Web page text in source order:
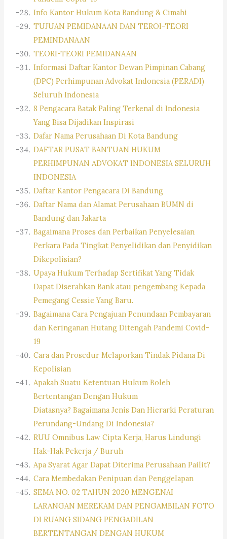
Info Kantor Hukum Kota Bandung & Cimahi
TUJUAN PEMIDANAAN DAN TEROI-TEORI
PEMINDANAAN
TEORI-TEORI PEMIDANAAN
Informasi Daftar Kantor Dewan Pimpinan Cabang
(DPC) Perhimpunan Advokat Indonesia (PERADI)
Seluruh Indonesia
8 Pengacara Batak Paling Terkenal di Indonesia
Yang Bisa Dijadikan Inspirasi
Dafar Nama Perusahaan Di Kota Bandung
DAFTAR PUSAT BANTUAN HUKUM
PERHIMPUNAN ADVOKAT INDONESIA SELURUH
INDONESIA
Daftar Kantor Pengacara Di Bandung
Daftar Nama dan Alamat Perusahaan BUMN di
Bandung dan Jakarta
Bagaimana Proses dan Perbaikan Penyelesaian
Perkara Pada Tingkat Penyelidikan dan Penyidikan
Dikepolisian?
Upaya Hukum Terhadap Sertifikat Yang Tidak
Dapat Diserahkan Bank atau pengembang Kepada
Pemegang Cessie Yang Baru.
Bagaimana Cara Pengajuan Penundaan Pembayaran
dan Keringanan Hutang Ditengah Pandemi Covid-
19
Cara dan Prosedur Melaporkan Tindak Pidana Di
Kepolisian
Apakah Suatu Ketentuan Hukum Boleh
Bertentangan Dengan Hukum
Diatasnya? Bagaimana Jenis Dan Hierarki Peraturan
Perundang-Undang Di Indonesia?
RUU Omnibus Law Cipta Kerja, Harus Lindungi
Hak-Hak Pekerja / Buruh
Apa Syarat Agar Dapat Diterima Perusahaan Pailit?
Cara Membedakan Penipuan dan Penggelapan
SEMA NO. 02 TAHUN 2020 MENGENAI
LARANGAN MEREKAM DAN PENGAMBILAN FOTO
DI RUANG SIDANG PENGADILAN
BERTENTANGAN DENGAN HUKUM